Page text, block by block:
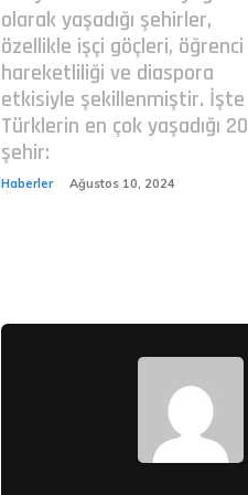
olarak yaşadığı şehirler,
özellikle işçi göçleri, öğrenci
hareketliliği ve diaspora
etkisiyle şekillenmiştir. İşte
Türklerin en çok yaşadığı 20
şehir:
Haberler Ağustos 10, 2024